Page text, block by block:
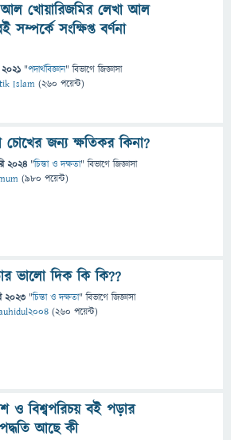
আল খোয়ারিজমির লেখা আল
সম্পর্কে সংক্ষিপ্ত বর্ণনা
"পদার্থবিজ্ঞান" বিভাগে জিজ্ঞাসা
Islam (260 পয়েন্ট)
জন্য ক্ষতিকর কিনা?
2024 "চিন্তা ও দক্ষতা" বিভাগে জিজ্ঞাসা
(980 পয়েন্ট)
ভালো দিক কি কি??
2023 "চিন্তা ও দক্ষতা" বিভাগে জিজ্ঞাসা
(260 পয়েন্ট)
ও বিশ্বপরিচয় বই পড়ার
আছে কী